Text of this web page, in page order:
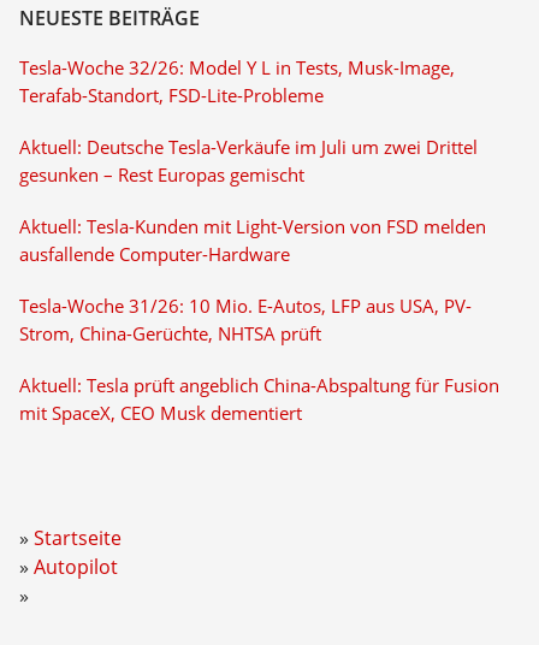
NEUESTE BEITRÄGE
Tesla-Woche 32/26: Model Y L in Tests, Musk-Image,
Terafab-Standort, FSD-Lite-Probleme
Aktuell: Deutsche Tesla-Verkäufe im Juli um zwei Drittel
gesunken – Rest Europas gemischt
Aktuell: Tesla-Kunden mit Light-Version von FSD melden
ausfallende Computer-Hardware
Tesla-Woche 31/26: 10 Mio. E-Autos, LFP aus USA, PV-
Strom, China-Gerüchte, NHTSA prüft
Aktuell: Tesla prüft angeblich China-Abspaltung für Fusion
mit SpaceX, CEO Musk dementiert
Startseite
Autopilot